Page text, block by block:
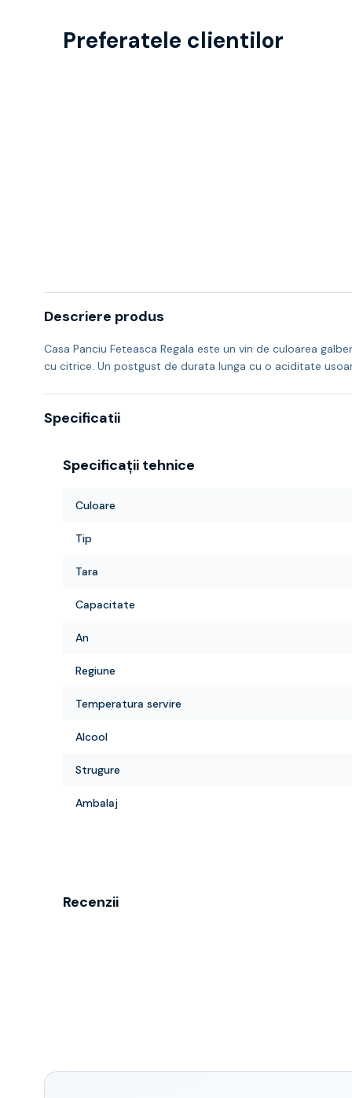
Preferatele clientilor
Descriere produs
Casa Panciu Feteasca Regala este un vin de culoarea
cu citrice. Un postgust de durata lunga cu o aciditate
Specificatii
Specificații tehnice
Culoare
Tip
Tara
Capacitate
An
Regiune
Temperatura servire
Alcool
Strugure
Ambalaj
Recenzii